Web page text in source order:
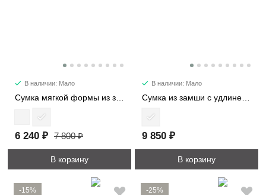
В наличии: Мало
6 240 ₽ 7 800 ₽
В корзину
В наличии: Мало
9 850 ₽
В корзину
-15% -25%